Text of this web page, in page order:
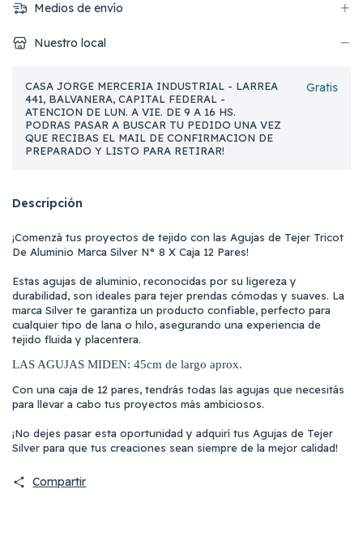
Medios de envío
Nuestro local
CASA JORGE MERCERIA INDUSTRIAL - LARREA
441, BALVANERA, CAPITAL FEDERAL -
ATENCION DE LUN. A VIE. DE 9 A 16 HS.
PODRAS PASAR A BUSCAR TU PEDIDO UNA VEZ
QUE RECIBAS EL MAIL DE CONFIRMACION DE
PREPARADO Y LISTO PARA RETIRAR!
Gratis
Descripción
¡Comenzá tus proyectos de tejido con las Agujas de Tejer Tricot
De Aluminio Marca Silver N° 8 X Caja 12 Pares!
Estas agujas de aluminio, reconocidas por su ligereza y
durabilidad, son ideales para tejer prendas cómodas y suaves. La
marca Silver te garantiza un producto confiable, perfecto para
cualquier tipo de lana o hilo, asegurando una experiencia de
tejido fluida y placentera.
LAS AGUJAS MIDEN: 45cm de largo aprox.
Con una caja de 12 pares, tendrás todas las agujas que necesitás
para llevar a cabo tus proyectos más ambiciosos.
¡No dejes pasar esta oportunidad y adquirí tus Agujas de Tejer
Silver para que tus creaciones sean siempre de la mejor calidad!
Compartir